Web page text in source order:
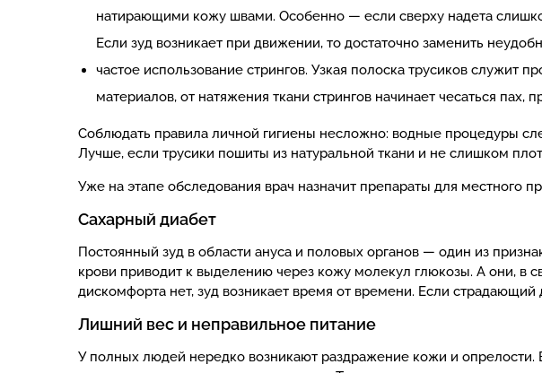
натирающими кожу швами. Особенно — если сверху надета
Если зуд возникает при движении, то достаточно заменить
частое использование стрингов. Узкая полоска трусиков
материалов, от натяжения ткани стрингов начинает чесаться
Соблюдать правила личной гигиены несложно: водные процедуры
Лучше, если трусики пошиты из натуральной ткани и не слишком
Уже на этапе обследования врач назначит препараты для местного
Сахарный диабет
Постоянный зуд в области ануса и половых органов — один из
крови приводит к выделению через кожу молекул глюкозы. А они, в
дискомфорта нет, зуд возникает время от времени. Если
Лишний вес и неправильное питание
У полных людей нередко возникают раздражение кожи и